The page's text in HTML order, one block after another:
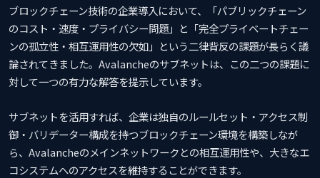
ブロックチェーン技術の企業導入において、「パブリックチェーン
のコスト・速度・プライバシー問題」と「完全プライベートチェー
ンの孤立性・相互運用性の欠如」という二律背反の課題が長らく議
論されてきました。Avalancheのサブネットは、この二つの課題に
対して一つの有力な解答を提示しています。
サブネットを活用すれば、企業は独自のルールセット・アクセス制
御・バリデーター構成を持つブロックチェーン環境を構築しなが
ら、Avalancheのメインネットワークとの相互運用性や、大きなエ
コシステムへのアクセスを維持することができます。